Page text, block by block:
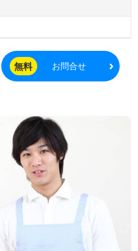
無料 お問合せ